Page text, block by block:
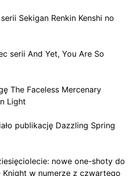
Sekigan Renkin Kenshi no
serii And Yet, You Are So
The Faceless Mercenary
Light
publikację Dazzling Spring
nowe one-shoty do
Knight w numerze z czwartego